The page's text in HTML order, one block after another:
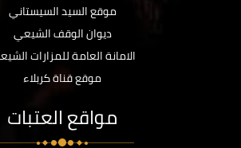
موقع السيد السيستاني
ديوان الوقف الشيعي
الامانة العامة للمزارات
موقع قناة كربلاء
مواقع العتبات